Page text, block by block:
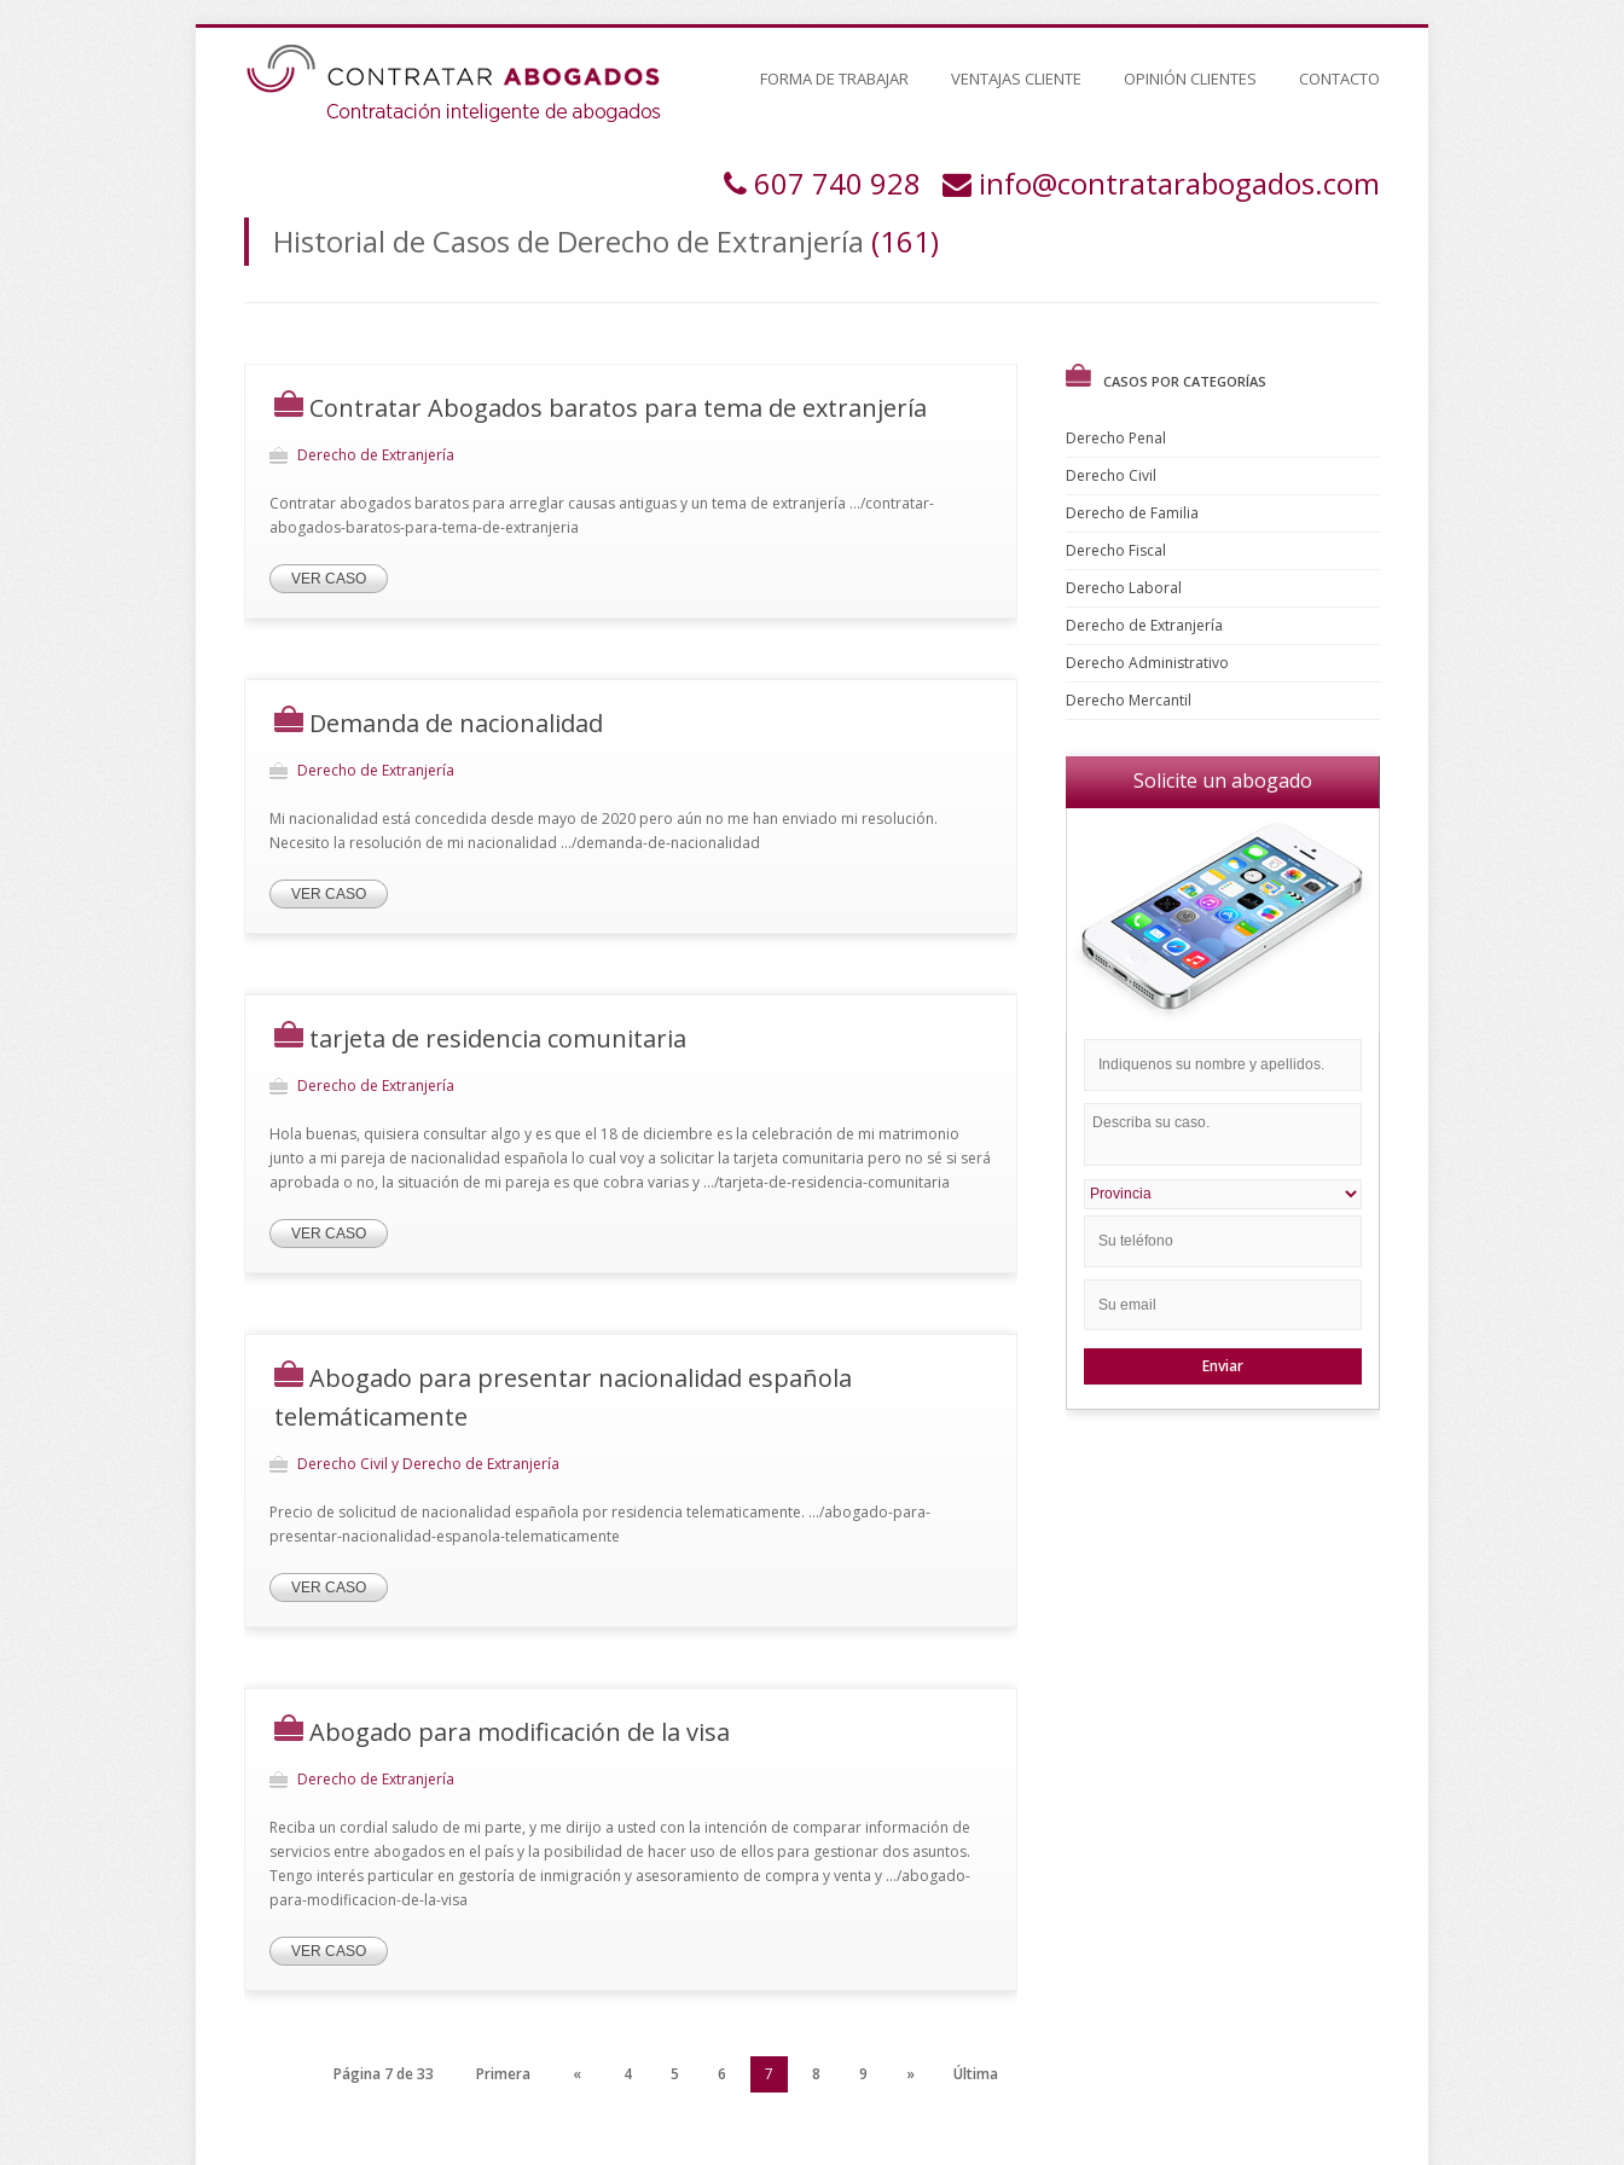
FORMA DE TRABAJAR VENTAJAS CLIENTE OPINIÓN CLIENTES CONTACTO
607 740 928
info@contratarabogados.com
Historial de Casos de Derecho de Extranjería (161)
Contratar Abogados baratos para tema de extranjería
Derecho de Extranjería
Contratar abogados baratos para arreglar causas antiguas y un tema de extranjería .../contratar-
abogados-baratos-para-tema-de-extranjeria
VER CASO
Demanda de nacionalidad
Derecho de Extranjería
Mi nacionalidad está concedida desde mayo de 2020 pero aún no me han enviado mi resolución.
Necesito la resolución de mi nacionalidad .../demanda-de-nacionalidad
VER CASO
tarjeta de residencia comunitaria
Derecho de Extranjería
Hola buenas, quisiera consultar algo y es que el 18 de diciembre es la celebración de mi matrimonio
junto a mi pareja de nacionalidad española lo cual voy a solicitar la tarjeta comunitaria pero no sé si será
aprobada o no, la situación de mi pareja es que cobra varias y .../tarjeta-de-residencia-comunitaria
VER CASO
Abogado para presentar nacionalidad española
telemáticamente
Derecho Civil y Derecho de Extranjería
Precio de solicitud de nacionalidad española por residencia telematicamente. .../abogado-para-
presentar-nacionalidad-espanola-telematicamente
VER CASO
Abogado para modificación de la visa
Derecho de Extranjería
Reciba un cordial saludo de mi parte, y me dirijo a usted con la intención de comparar información de
servicios entre abogados en el país y la posibilidad de hacer uso de ellos para gestionar dos asuntos.
Tengo interés particular en gestoría de inmigración y asesoramiento de compra y venta y .../abogado-
para-modificacion-de-la-visa
VER CASO
Página 7 de 33 Primera « 4 5 6 7 8 9 » Última
CASOS POR CATEGORÍAS
Derecho Penal
Derecho Civil
Derecho de Familia
Derecho Fiscal
Derecho Laboral
Derecho de Extranjería
Derecho Administrativo
Derecho Mercantil
Solicite un abogado